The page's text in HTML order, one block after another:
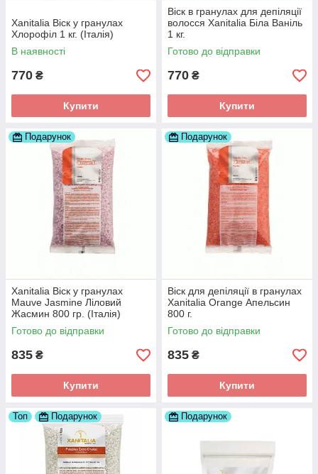
Xanitalia Віск у гранулах
Хлорофіл 1 кг. (Італія)
В наявності
770 ₴
Купити
Віск в гранулах для депіляції
волосся Xanitalia Біла Ваніль
1 кг.
Готово до відправки
770 ₴
Купити
Подарунок
Xanitalia Віск у гранулах
Mauve Jasmine Ліловий
Жасмин 800 гр. (Італія)
Готово до відправки
835 ₴
Купити
Подарунок
Віск для депіляції в гранулах
Xanitalia Orange Апельсин
800 г.
Готово до відправки
835 ₴
Купити
Топ Подарунок Подарунок